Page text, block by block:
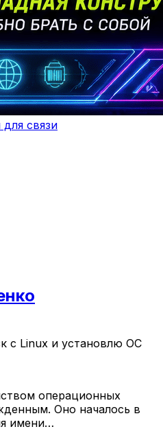
связи
с Linux и установлю ОС
операционных
Оно началось в
имени…